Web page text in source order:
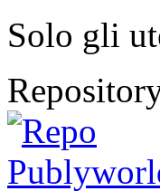
Solo gli